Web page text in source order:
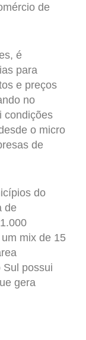
de
é
para
e preços
no
condições
o micro
de
do
de
mix de 15
possui
gera